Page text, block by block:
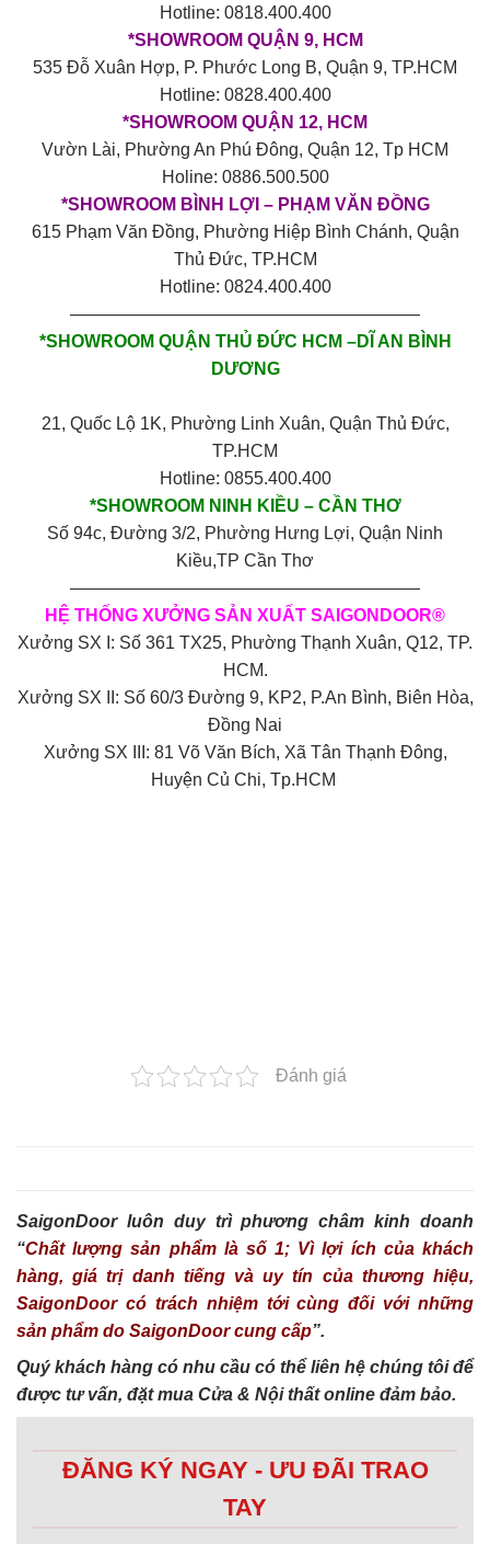
Hotline: 0818.400.400
*SHOWROOM QUẬN 9, HCM
535 Đỗ Xuân Hợp, P. Phước Long B, Quận 9, TP.HCM
Hotline: 0828.400.400
*SHOWROOM QUẬN 12, HCM
Vườn Lài, Phường An Phú Đông, Quận 12, Tp HCM
Holine: 0886.500.500
*SHOWROOM BÌNH LỢI – PHẠM VĂN ĐỒNG
615 Phạm Văn Đồng, Phường Hiệp Bình Chánh, Quận
Thủ Đức, TP.HCM
Hotline: 0824.400.400
————————————————————
*SHOWROOM QUẬN THỦ ĐỨC HCM –DĨ AN BÌNH
DƯƠNG
21, Quốc Lộ 1K, Phường Linh Xuân, Quận Thủ Đức,
TP.HCM
Hotline: 0855.400.400
*SHOWROOM NINH KIỀU – CẦN THƠ
Số 94c, Đường 3/2, Phường Hưng Lợi, Quận Ninh
Kiều,TP Cần Thơ
————————————————————
HỆ THỐNG XƯỞNG SẢN XUẤT SAIGONDOOR®
Xưởng SX I: Số 361 TX25, Phường Thạnh Xuân, Q12, TP.
HCM.
Xưởng SX II: Số 60/3 Đường 9, KP2, P.An Bình, Biên Hòa,
Đồng Nai
Xưởng SX III: 81 Võ Văn Bích, Xã Tân Thạnh Đông,
Huyện Củ Chi, Tp.HCM
Đánh giá
SaigonDoor luôn duy trì phương châm kinh doanh
“Chất lượng sản phẩm là số 1; Vì lợi ích của khách
hàng, giá trị danh tiếng và uy tín của thương hiệu,
SaigonDoor có trách nhiệm tới cùng đối với những
sản phẩm do SaigonDoor cung cấp”.
Quý khách hàng có nhu cầu có thể liên hệ chúng tôi để
được tư vấn, đặt mua Cửa & Nội thất online đảm bảo.
ĐĂNG KÝ NGAY - ƯU ĐÃI TRAO
TAY